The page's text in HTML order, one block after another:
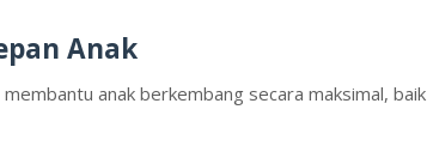
Anak
anak berkembang secara maksimal, baik